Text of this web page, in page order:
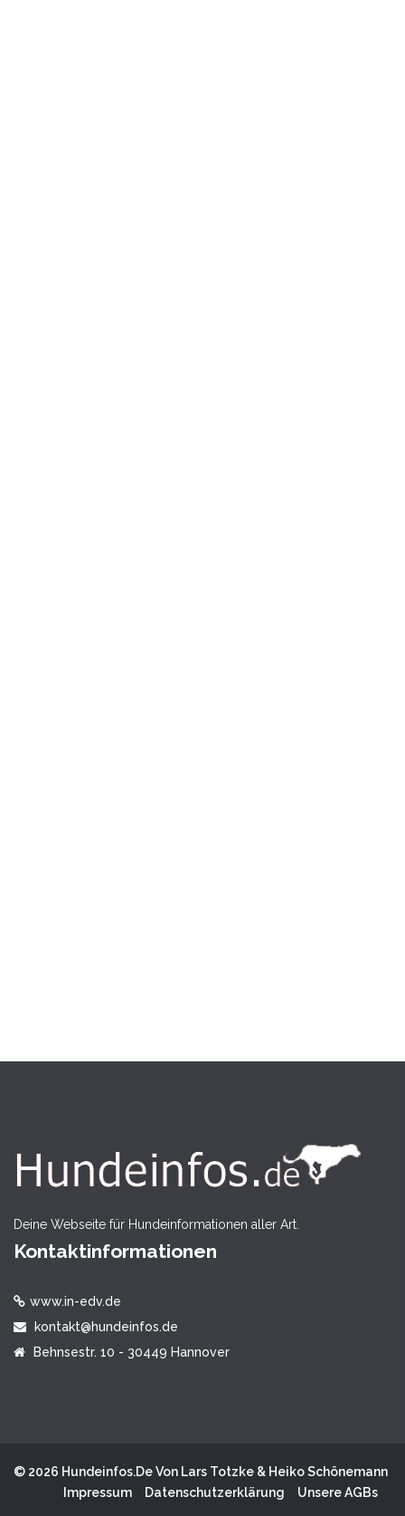
Deine Webseite für Hundeinformationen aller Art.
Kontaktinformationen
www.in-edv.de
kontakt@hundeinfos.de
Behnsestr. 10 - 30449 Hannover
© 2026 Hundeinfos.de Von Lars Totzke & Heiko Schönemann
Impressum
Datenschutzerklärung Unsere AGBs